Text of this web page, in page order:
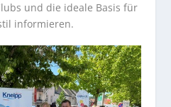
und die ideale Basis für
informieren.